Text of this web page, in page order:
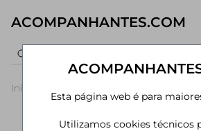
ACOMPANHANTES.COM
Início
Esta página web é para
Utilizamos cookies técnicos